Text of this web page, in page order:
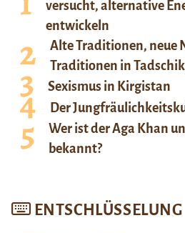
versucht, alternative
entwickeln
Alte Traditionen, neue
Traditionen in
Sexismus in Kirgistan
Der
Wer ist der Aga Khan
bekannt?
ENTSCHLÜSSELUNG